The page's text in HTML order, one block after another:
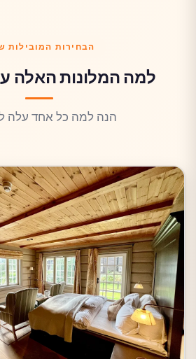
הבחירות המובילות
למה המלונות האלה
הנה למה כל אחד עלה